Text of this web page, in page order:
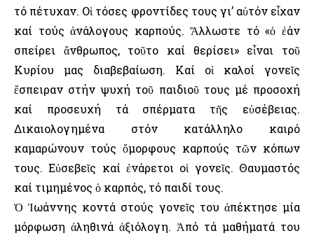
τό πέτυχαν. Οἱ τόσες φροντίδες τους γι’ αὐτόν εἶχαν
καί τούς ἀνάλογους καρπούς. Ἄλλωστε τό «ὁ ἐάν
σπείρει ἄνθρωπος, τοῦτο καί θερίσει» εἶναι τοῦ
Κυρίου μας διαβεβαίωση. Καί οἱ καλοί γονεῖς
ἔσπειραν στήν ψυχή τοῦ παιδιοῦ τους μέ προσοχή
καί προσευχή τά σπέρματα τῆς εὐσέβειας.
Δικαιολογημένα στόν κατάλληλο καιρό
καμαρώνουν τούς ὄμορφους καρπούς τῶν κόπων
τους. Εὐσεβεῖς καί ἐνάρετοι οἱ γονεῖς. Θαυμαστός
καί τιμημένος ὁ καρπός, τό παιδί τους.
Ὁ Ἰωάννης κοντά στούς γονεῖς του ἀπέκτησε μία
μόρφωση ἀληθινά ἀξιόλογη. Ἀπό τά μαθήματά του